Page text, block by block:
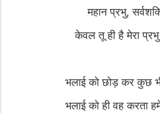
महान प्रभु,
केवल तू ही है मेरा
भलाई को छोड़ कर कुछ
भलाई को ही वह करता